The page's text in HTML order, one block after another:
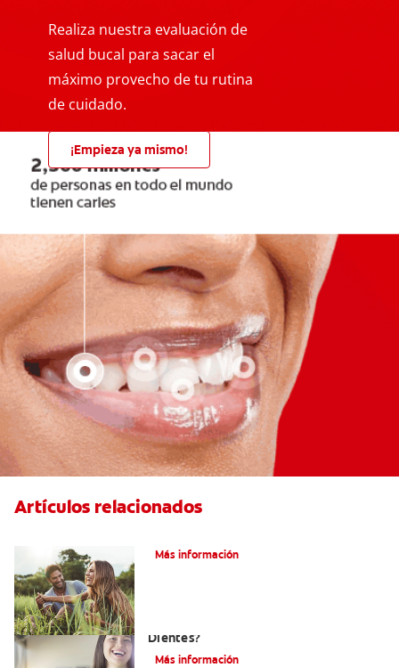
Realiza nuestra evaluación de
salud bucal para sacar el
máximo provecho de tu rutina
de cuidado.
¡Empieza ya mismo!
Artículos relacionados
Más información
Dientes?
Más información